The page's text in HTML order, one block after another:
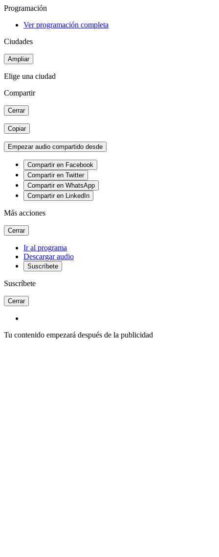
Programación
Ver programación completa
Ciudades
Ampliar
Elige una ciudad
Compartir
Cerrar
Copiar
Empezar audio compartido desde
Compartir en Facebook
Compartir en Twitter
Compartir en WhatsApp
Compartir en LinkedIn
Más acciones
Cerrar
Ir al programa
Descargar audio
Suscríbete
Suscríbete
Cerrar
Tu contenido empezará después de la publicidad